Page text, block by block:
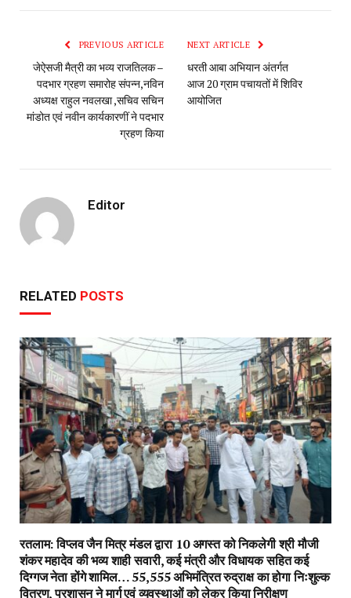
PREVIOUS ARTICLE
जेऐसजी मैत्री का भव्य राजतिलक –
पदभार ग्रहण समारोह संपन्न,नविन
अध्यक्ष राहुल नवलखा ,सचिव सचिन
मांडोत एवं नवीन कार्यकारणीं ने पदभार
ग्रहण किया
NEXT ARTICLE
धरती आबा अभियान अंतर्गत
आज 20 ग्राम पचायतों में शिविर
आयोजित
Editor
RELATED POSTS
रतलाम: विप्लव जैन मित्र मंडल द्वारा 10 अगस्त को निकलेगी श्री मौजी
शंकर महादेव की भव्य शाही सवारी, कई मंत्री और विधायक सहित कई
दिग्गज नेता होंगे शामिल… 55,555 अभिमंत्रित रुद्राक्ष का होगा निःशुल्क
वितरण, प्रशासन ने मार्ग एवं व्यवस्थाओं को लेकर किया निरीक्षण